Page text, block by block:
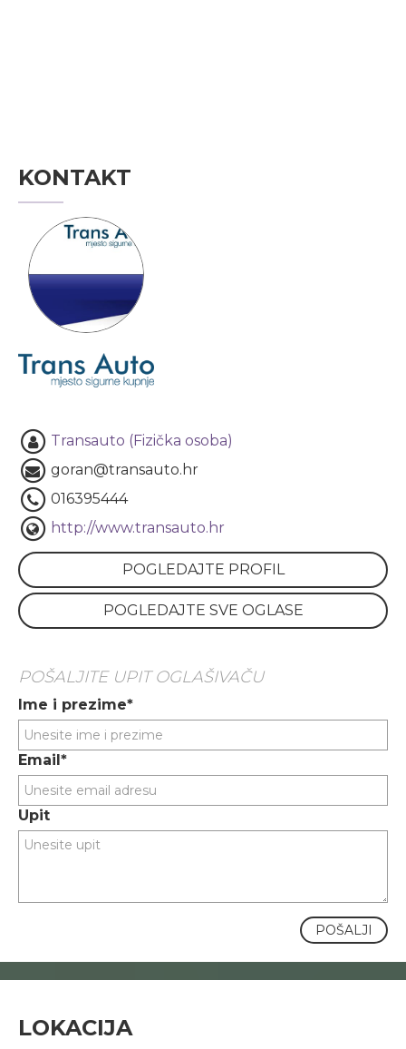
KONTAKT
Transauto (Fizička osoba)
goran@transauto.hr
016395444
http://www.transauto.hr
POGLEDAJTE PROFIL
POGLEDAJTE SVE OGLASE
POŠALJITE UPIT OGLAŠIVAČU
Ime i prezime*
Email*
Upit
POŠALJI
LOKACIJA